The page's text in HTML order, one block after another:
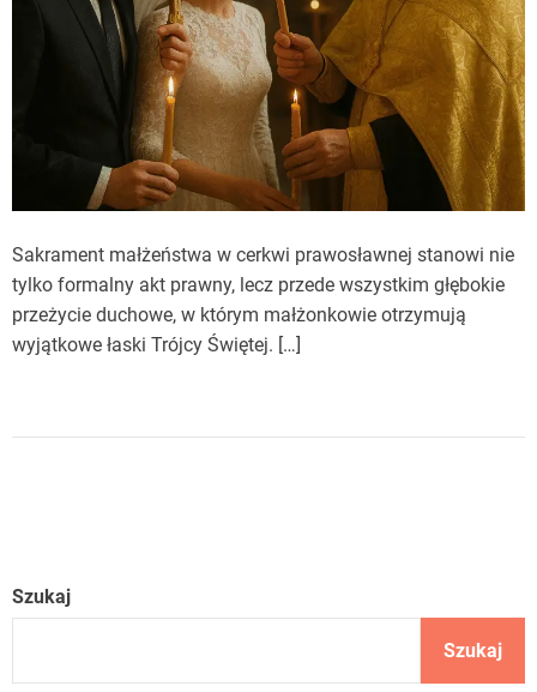
Sakrament małżeństwa w cerkwi prawosławnej stanowi nie
tylko formalny akt prawny, lecz przede wszystkim głębokie
przeżycie duchowe, w którym małżonkowie otrzymują
wyjątkowe łaski Trójcy Świętej. […]
Szukaj
Szukaj